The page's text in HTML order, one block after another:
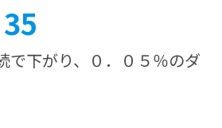
で下がり、０．０５％のダ